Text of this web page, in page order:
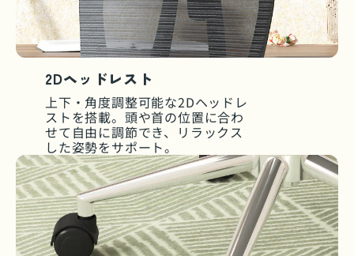
2Dヘッドレスト
上下・角度調整可能な2Dヘッドレ
ストを搭載。頭や首の位置に合わ
せて自由に調節でき、リラックス
した姿勢をサポート。